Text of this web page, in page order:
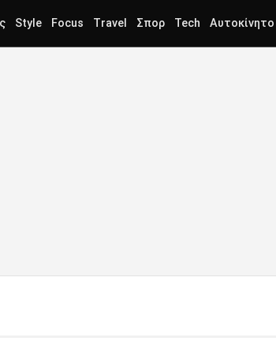
Style Focus Travel Σπορ Tech Αυτοκίνητο